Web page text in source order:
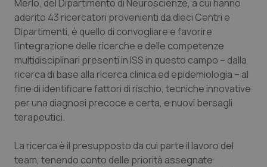
Puglia
Sardegna
Sicilia
Toscana
Umbria
Valle D’Aosta
Malattie rare
Malattia di Crohn & Rettocolite Ulcerosa
Neuroscienze & patologie neurodegenerative
Obesità
Oftalmologia
Oncodermatologia
Merlo, del Dipartimento di Neuroscienze, a cui hanno
aderito 43 ricercatori provenienti da dieci Centri e
Dipartimenti, è quello di convogliare e favorire
l’integrazione delle ricerche e delle competenze
multidisciplinari presenti in ISS in questo campo – dalla
ricerca di base alla ricerca clinica ed epidemiologia – al
fine di identificare fattori di rischio, tecniche innovative
per una diagnosi precoce e certa, e nuovi bersagli
terapeutici.
La ricerca è il presupposto da cui parte il lavoro del
team, tenendo conto delle priorità assegnate